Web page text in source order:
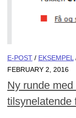
E-POST / EKSEMPEL
FEBRUARY 2, 2016
Ny runde
tilsynelatende